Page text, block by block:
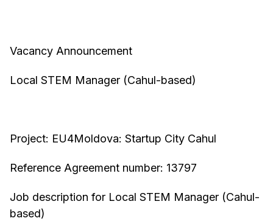
Vacancy Announcement
Local STEM Manager (Cahul-based)
Project: EU4Moldova: Startup City Cahul
Reference Agreement number: 13797
Job description for Local STEM Manager (Cahul-
based)